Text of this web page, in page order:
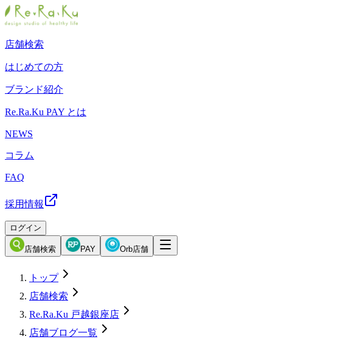
店舗検索
はじめての方
ブランド紹介
Re.Ra.Ku PAY とは
NEWS
コラム
FAQ
採用情報
ログイン
店舗検索 PAY Orb店舗
トップ
店舗検索
Re.Ra.Ku 戸越銀座店
店舗ブログ一覧